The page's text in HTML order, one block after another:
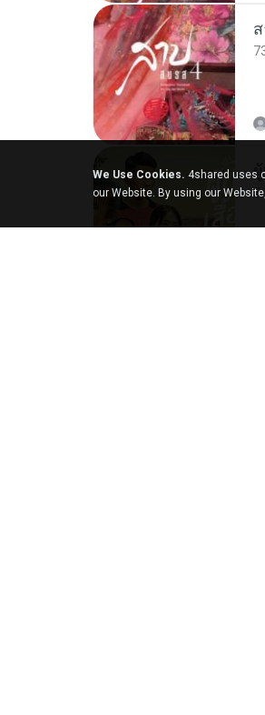
We Use Cookies. 4shared uses
our Website. By using our